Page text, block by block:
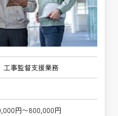
事監督支援業務
円〜800,000円